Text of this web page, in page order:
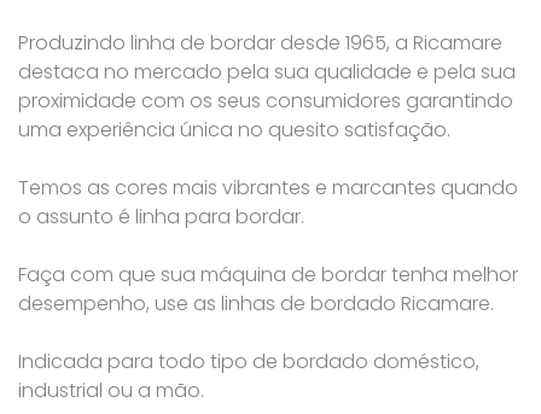
Produzindo linha de bordar desde 1965, a Ricamare
destaca no mercado pela sua qualidade e pela sua
proximidade com os seus consumidores garantindo
uma experiência única no quesito satisfação.
Temos as cores mais vibrantes e marcantes quando
o assunto é linha para bordar.
Faça com que sua máquina de bordar tenha melhor
desempenho, use as linhas de bordado Ricamare.
Indicada para todo tipo de bordado doméstico,
industrial ou a mão.